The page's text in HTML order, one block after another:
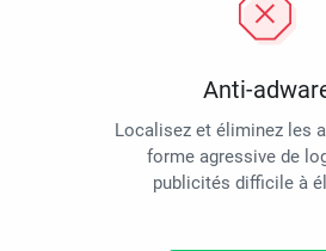
Anti-
Localisez et éliminez les
forme agressive de
publicités difficile à